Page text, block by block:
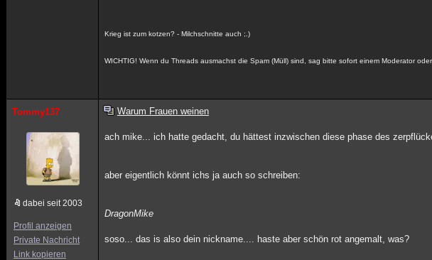
Krieg ist zum kotzen? - Milchschnitte auch ;.)
WICHTIG! Wenn du Threads ausmachst die Spam (Müll) sind, sag bitte sofort einem Moderator oder
Tommy137
dabei seit 2003
Profil anzeigen
Private Nachricht
Link kopieren
Warum Frauen weinen
ach mike... ich hatte gedacht, du hättest inzwischen diese phase des
aber eigentlich könnt ichs ja auch so schreiben:
DragonMike
soso... das is also dein nickname.... haste aber schön rot angemalt, was?